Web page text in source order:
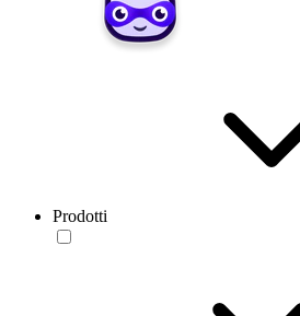
Prodotti